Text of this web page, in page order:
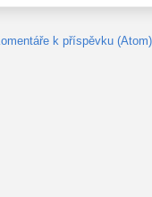
k příspěvku (Atom)